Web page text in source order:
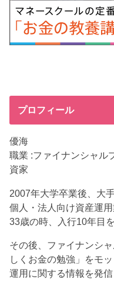
プロフィール
優海
職業 :ファイナンシャル
資家
2007年大学卒業後、大
個人・法人向け資産運
33歳の時、入行10年目
その後、ファイナンシ
しくお金の勉強」をモ
運用に関する情報を発信